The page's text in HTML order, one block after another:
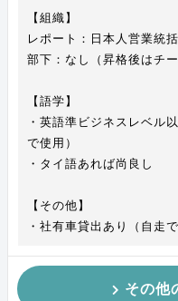
【組織】
レポート：日本人営業統括
部下：なし（昇格後はチ
【語学】
・英語準ビジネスレベル
で使用）
・タイ語あれば尚良し
【その他】
・社有車貸出あり（自走
その他